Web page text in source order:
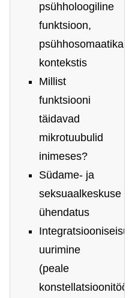
psühholoogiline
funktsioon,
psühhosomaatika
kontekstis
Millist
funktsiooni
täidavad
mikrotuubulid
inimeses?
Südame- ja
seksuaalkeskuse
ühendatus
Integratsiooniseisundi
uurimine
(peale
konstellatsioonitööd)